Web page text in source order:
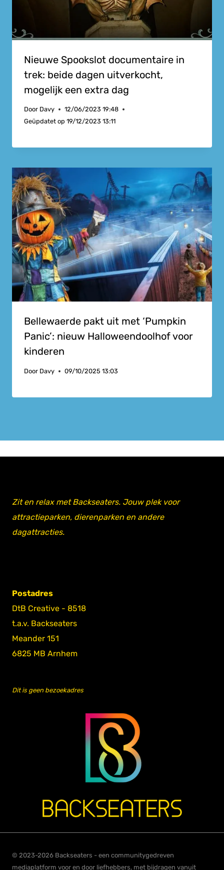
Nieuwe Spookslot documentaire in
trek: beide dagen uitverkocht,
mogelijk een extra dag
Door Davy
12/06/2023 19:48
Geüpdatet op 19/12/2023 13:11
Bellewaerde pakt uit met ‘Pumpkin
Panic’: nieuw Halloweendoolhof voor
kinderen
Door Davy 09/10/2025 13:03
Zit en relax met Backseaters. Jouw plek voor
attractieparken, dierenparken en andere
dagattracties.
Postadres
DtB Creative - 8518
t.a.v. Backseaters
Meander 151
6825 MB Arnhem
Dit is geen bezoekadres
© 2023-2026 Backseaters - een communitygedreven
mediaplatform voor en door liefhebbers, met bijdragen vanuit